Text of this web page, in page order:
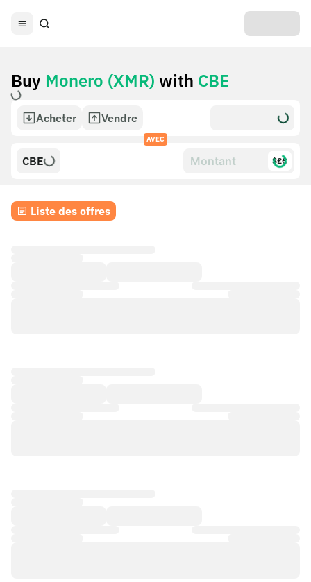
Buy Monero (XMR) with CBE
Acheter Vendre
AVEC
CBE $£€
Liste des offres